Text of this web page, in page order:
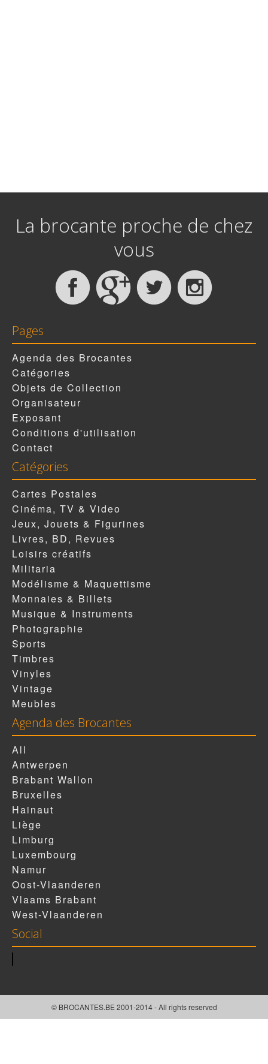
La brocante proche de chez
vous
Pages
Agenda des Brocantes
Catégories
Objets de Collection
Organisateur
Exposant
Conditions d'utilisation
Contact
Catégories
Cartes Postales
Cinéma, TV & Video
Jeux, Jouets & Figurines
Livres, BD, Revues
Loisirs créatifs
Militaria
Modélisme & Maquettisme
Monnaies & Billets
Musique & Instruments
Photographie
Sports
Timbres
Vinyles
Vintage
Meubles
Agenda des Brocantes
All
Antwerpen
Brabant Wallon
Bruxelles
Hainaut
Liège
Limburg
Luxembourg
Namur
Oost-Vlaanderen
Vlaams Brabant
West-Vlaanderen
Social
© BROCANTES.BE 2001-2014 - All rights reserved